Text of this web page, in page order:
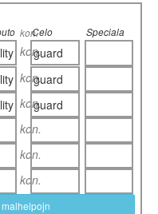
kon.Celo Speciala
kon.guard
kon.guard
kon.guard
kon.
kon.
kon.